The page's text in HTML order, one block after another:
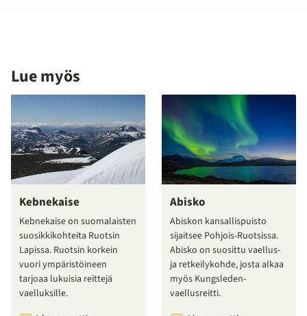
Lue myös
Kebnekaise
Kebnekaise on suomalaisten
suosikkikohteita Ruotsin
Lapissa. Ruotsin korkein
vuori ympäristöineen
tarjoaa lukuisia reittejä
vaelluksille.
Abisko
Abiskon kansallispuisto
sijaitsee Pohjois-Ruotsissa.
Abisko on suosittu vaellus-
ja retkeilykohde, josta alkaa
myös Kungsleden-
vaellusreitti.